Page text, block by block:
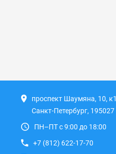
проспект Шаумяна, 10, к1
Санкт-Петербург, 195027
ПН–ПТ с 9:00 до 18:00
+7 (812) 622-17-70